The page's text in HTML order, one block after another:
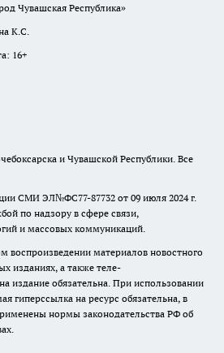
Чувашская Республика»
К.С.
16+
и Чувашской Республики. Все
СМИ ЭЛ№ФС77-87732 от 09 июля 2024 г.
по надзору в сфере связи,
и массовых коммуникаций.
воспроизведении материалов новостного
изданиях, а также теле-
издание обязательна. При использовании
гиперссылка на ресурс обязательна, в
нормы законодательства РФ об